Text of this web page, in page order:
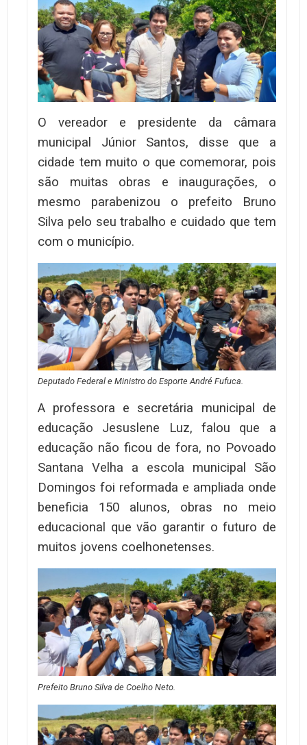
O vereador e presidente da câmara
municipal Júnior Santos, disse que a
cidade tem muito o que comemorar, pois
são muitas obras e inaugurações, o
mesmo parabenizou o prefeito Bruno
Silva pelo seu trabalho e cuidado que tem
com o município.
Deputado Federal e Ministro do Esporte André Fufuca.
A professora e secretária municipal de
educação Jesuslene Luz, falou que a
educação não ficou de fora, no Povoado
Santana Velha a escola municipal São
Domingos foi reformada e ampliada onde
beneficia 150 alunos, obras no meio
educacional que vão garantir o futuro de
muitos jovens coelhonetenses.
Prefeito Bruno Silva de Coelho Neto.